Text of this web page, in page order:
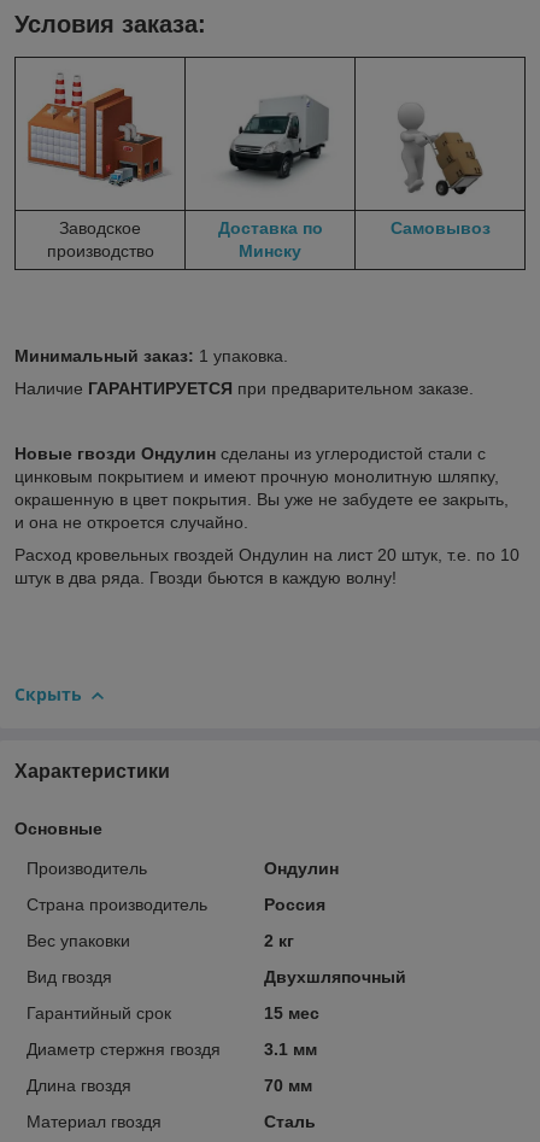
Условия заказа:
Заводское
производство
Доставка по
Минску
Самовывоз
Минимальный заказ: 1 упаковка.
Наличие ГАРАНТИРУЕТСЯ при предварительном заказе.
Новые гвозди Ондулин сделаны из углеродистой стали с
цинковым покрытием и имеют прочную монолитную шляпку,
окрашенную в цвет покрытия. Вы уже не забудете ее закрыть,
и она не откроется случайно.
Расход кровельных гвоздей Ондулин на лист 20 штук, т.е. по 10
штук в два ряда. Гвозди бьются в каждую волну!
Скрыть
Характеристики
Основные
Производитель
Ондулин
Страна производитель
Россия
Вес упаковки
2 кг
Вид гвоздя
Двухшляпочный
Гарантийный срок
15 мес
Диаметр стержня гвоздя
3.1 мм
Длина гвоздя
70 мм
Материал гвоздя
Сталь